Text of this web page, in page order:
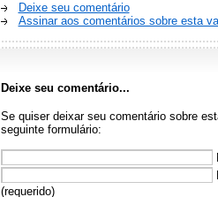
Deixe seu comentário
Assinar aos comentários sobre esta
Deixe seu comentário...
Se quiser deixar seu comentário sobre
seguinte formulário:
(requerido)